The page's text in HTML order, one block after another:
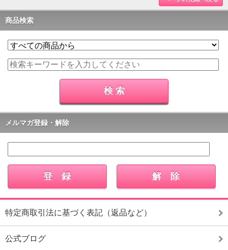
商品検索
メルマガ登録・解除
特定商取引法に基づく表記（返品など）
公式ブログ